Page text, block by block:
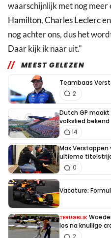
waarschijnlijk met nog meer
Hamilton,Charles Leclerc
nog achter ons, dus het
Daar kijk ik naar uit."
MEEST GELEZEN
Teambaas
2
Dutch GP
volkslied bekend
14
Max Verstappen
ultieme
0
Vacature:
TERUGBLIK
los na knullige